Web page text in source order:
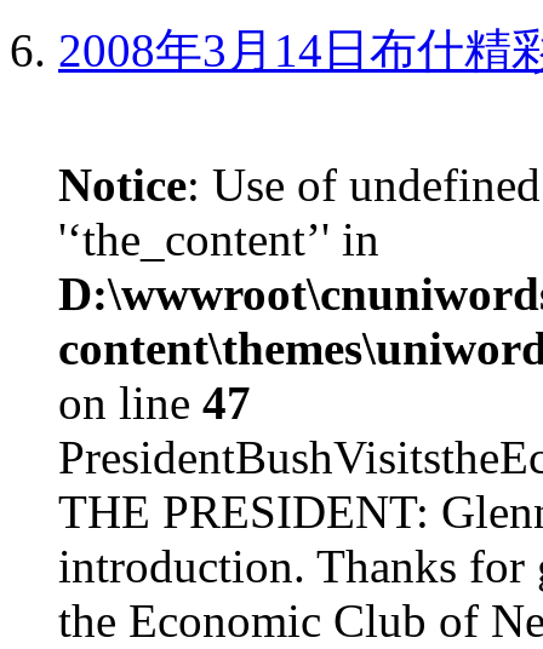
2008年3月14日布什精
Notice: Use of
'‘the_content’' in
on line 47
THE PRESIDENT:
introduction. Thanks for
the Economic Club of